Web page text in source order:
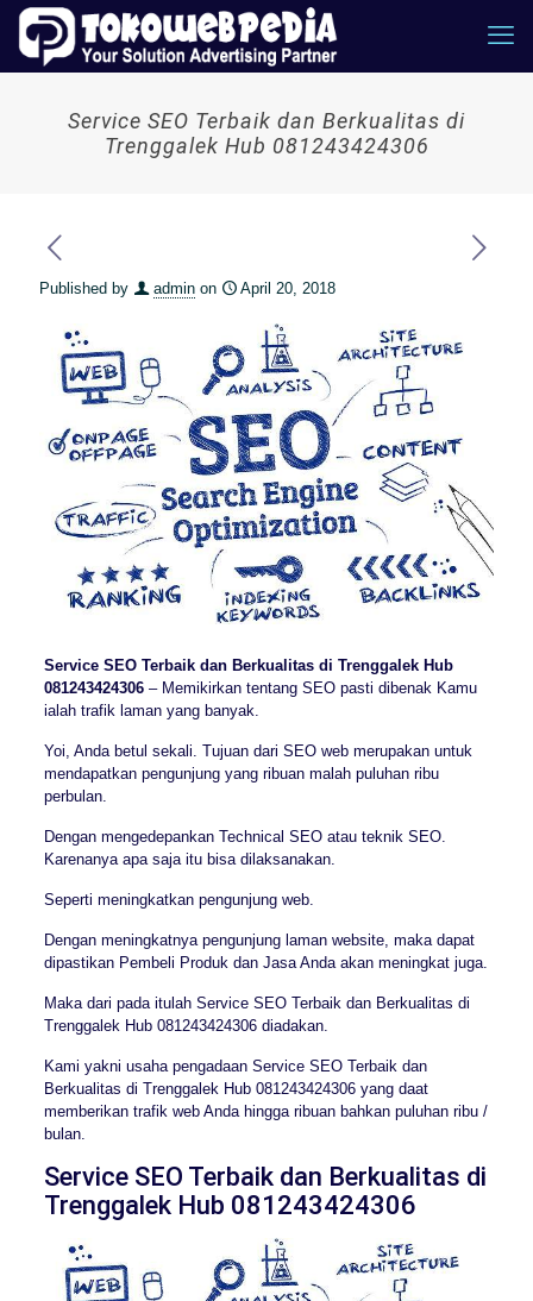
Service SEO Terbaik dan Berkualitas di
Trenggalek Hub 081243424306
Published by admin on April 20, 2018
Service SEO Terbaik dan Berkualitas di Trenggalek Hub
081243424306– Memikirkan tentang SEO pasti dibenak Kamu
ialah trafik laman yang banyak.
Yoi, Anda betul sekali. Tujuan dari SEO web merupakan untuk
mendapatkan pengunjung yang ribuan malah puluhan ribu
perbulan.
Dengan mengedepankan Technical SEO atau teknik SEO.
Karenanya apa saja itu bisa dilaksanakan.
Seperti meningkatkan pengunjung web.
Dengan meningkatnya pengunjung laman website, maka dapat
dipastikan Pembeli Produk dan Jasa Anda akan meningkat juga.
Maka dari pada itulah Service SEO Terbaik dan Berkualitas di
Trenggalek Hub 081243424306 diadakan.
Kami yakni usaha pengadaan Service SEO Terbaik dan
Berkualitas di Trenggalek Hub 081243424306 yang daat
memberikan trafik web Anda hingga ribuan bahkan puluhan ribu /
bulan.
Service SEO Terbaik dan Berkualitas di
Trenggalek Hub 081243424306